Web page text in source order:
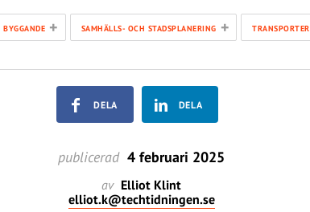
+ SAMHÄLLS- OCH STADSPLANERING + TRANSPORTER
DELA DELA
publicerad 4 februari 2025
av Elliot Klint
elliot.k@techtidningen.se